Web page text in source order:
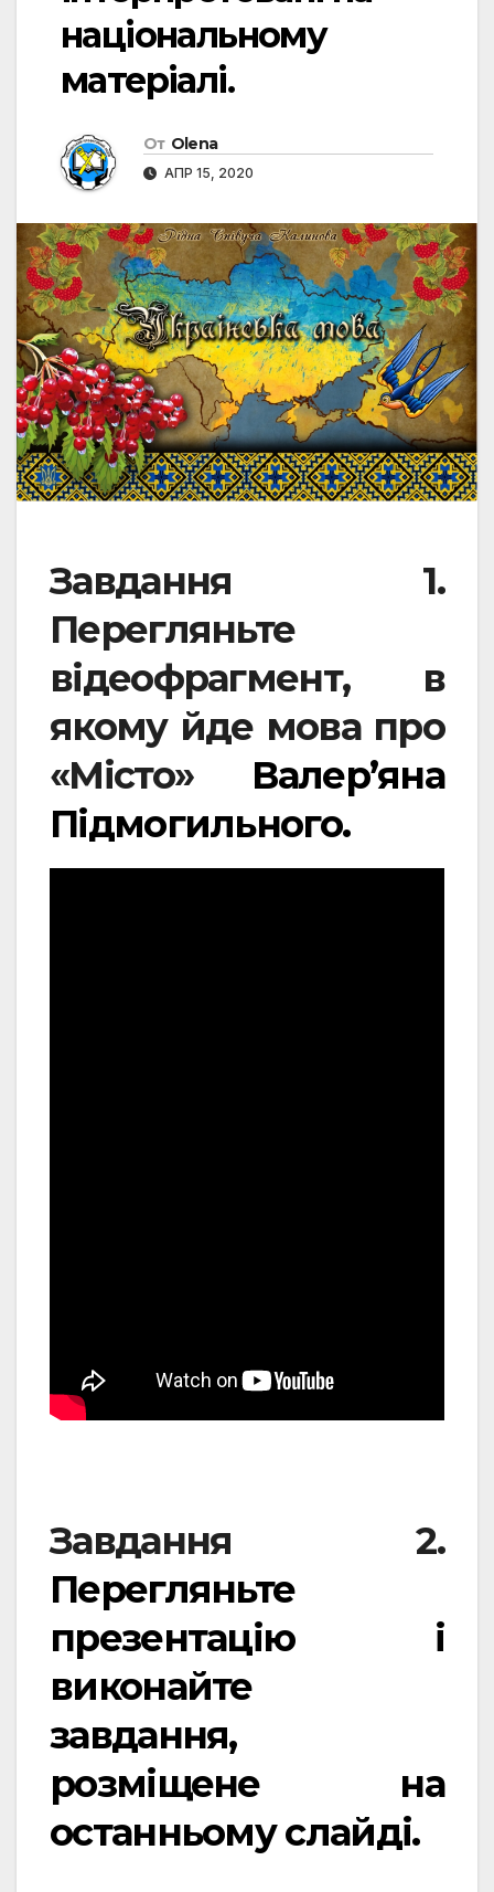
національному
матеріалі.
От Olena
АПР 15, 2020
Завдання 1.
Перегляньте
відеофрагмент, в
якому йде мова про
«Місто»Валер’яна
Підмогильного.
Завдання 2.
Перегляньте
презентацію і
виконайте
завдання,
розміщене на
останньому слайді.